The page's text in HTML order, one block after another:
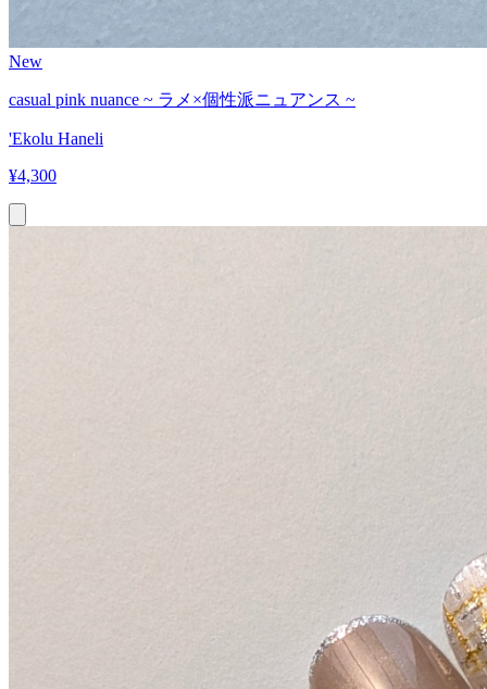
New
casual pink nuance ~ ラメ×個性派ニュアンス ~
'Ekolu Haneli
¥4,300